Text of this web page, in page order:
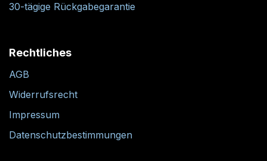
30-tägige Rückgabegarantie
Rechtliches
AGB
Widerrufsrecht
Impressum
Datenschutzbestimmungen